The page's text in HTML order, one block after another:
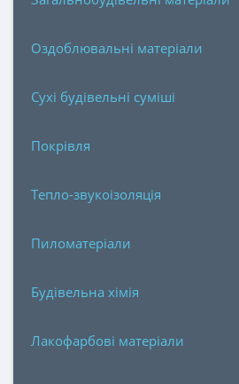
Оздоблювальні матеріали
Сухі будівельні суміші
Покрівля
Тепло-звукоізоляція
Пиломатеріали
Будівельна хімія
Лакофарбові матеріали